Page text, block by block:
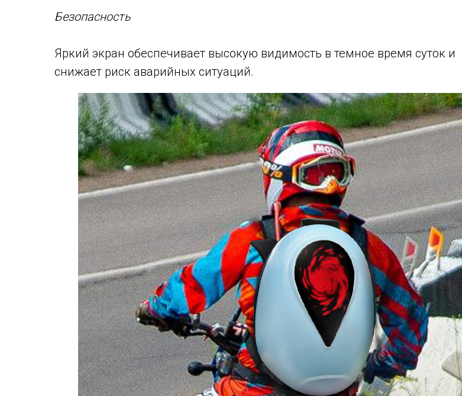
Безопасность
Яркий экран обеспечивает высокую видимость в темное время суток и
снижает риск аварийных ситуаций.